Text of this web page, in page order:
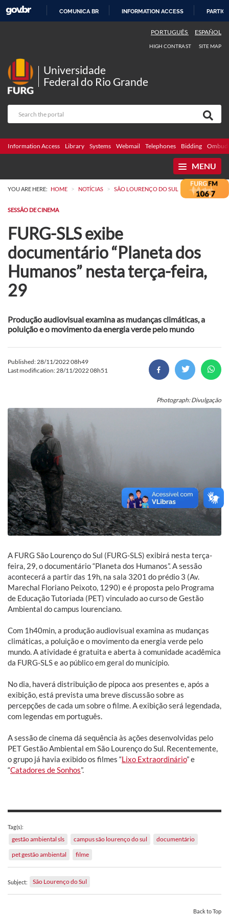
COMUNICA BR INFORMATION ACCESS
PORTUGUÊS ESPAÑOL
HIGH CONTRAST SITE MAP
Universidade
Federal do Rio Grande
Information Access Library Systems Webmail Telephones Bidding
MENU
YOU ARE HERE: HOME > NOTÍCIAS > SÃO LOURENÇO DO SUL
SESSÃO DE CINEMA
FURG-SLS exibe
documentário “Planeta dos
Humanos” nesta terça-feira,
29
Produção audiovisual examina as mudanças climáticas, a
poluição e o movimento da energia verde pelo mundo
Published: 28/11/2022 08h49
Last modification: 28/11/2022 08h51
Photograph: Divulgação
A FURG São Lourenço do Sul (FURG-SLS) exibirá nesta terça-
feira, 29, o documentário “Planeta dos Humanos”. A sessão
acontecerá a partir das 19h, na sala 3201 do prédio 3 (Av.
Marechal Floriano Peixoto, 1290) e é proposta pelo Programa
de Educação Tutoriada (PET) vinculado ao curso de Gestão
Ambiental do campus lourenciano.
Com 1h40min, a produção audiovisual examina as mudanças
climáticas, a poluição e o movimento da energia verde pelo
mundo. A atividade é gratuita e aberta à comunidade acadêmica
da FURG-SLS e ao público em geral do município.
No dia, haverá distribuição de pipoca aos presentes e, após a
exibição, está prevista uma breve discussão sobre as
percepções de cada um sobre o filme. A exibição será legendada,
com legendas em português.
A sessão de cinema dá sequência às ações desenvolvidas pelo
PET Gestão Ambiental em São Lourenço do Sul. Recentemente,
o grupo já havia exibido os filmes “Lixo Extraordinário” e
“Catadores de Sonhos”.
Tag(s):
gestão ambiental sls campus são lourenço do sul
documentário
pet gestão ambiental
filme
Subject: São Lourenço do Sul
Back to Top